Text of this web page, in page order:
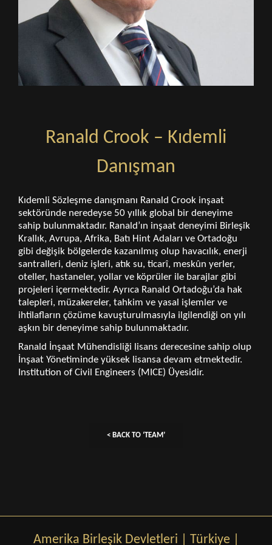
Ranald Crook – Kıdemli
Danışman
Kıdemli Sözleşme danışmanı Ranald Crook inşaat
sektöründe neredeyse 50 yıllık global bir deneyime
sahip bulunmaktadır. Ranald’ın inşaat deneyimi Birleşik
Krallık, Avrupa, Afrika, Batı Hint Adaları ve Ortadoğu
gibi değişik bölgelerde kazanılmış olup havacılık, enerji
santralleri, deniz işleri, atık su, ticarî, meskûn yerler,
oteller, hastaneler, yollar ve köprüler ile barajlar gibi
projeleri içermektedir. Ayrıca Ranald Ortadoğu’da hak
talepleri, müzakereler, tahkim ve yasal işlemler ve
ihtilafların çözüme kavuşturulmasıyla ilgilendiği on yılı
aşkın bir deneyime sahip bulunmaktadır.
Ranald İnşaat Mühendisliği lisans derecesine sahip olup
İnşaat Yönetiminde yüksek lisansa devam etmektedir.
Institution of Civil Engineers (MICE) Üyesidir.
< BACK TO ‘TEAM’
Amerika Birleşik Devletleri Türkiye|